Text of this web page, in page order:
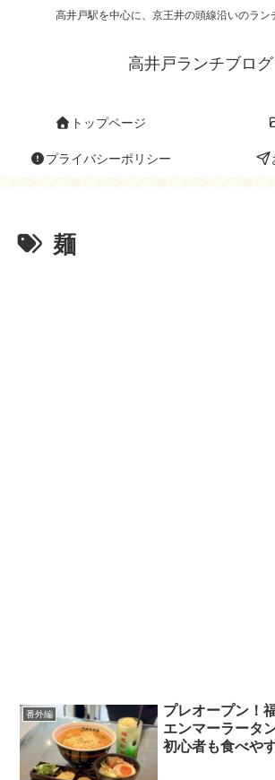
高井戸駅を中心に、京王井の頭線沿いのラン
高井戸ランチブログ
トップページ
プライバシーポリシー
麺
番外編
プレオープン！
エンマーラータ
初心者も食べや